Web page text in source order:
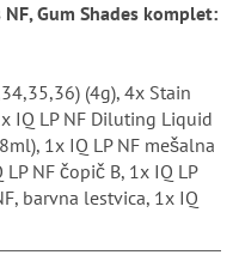
Gum Shades komplet:
(4g), 4x Stain
IQ LP NF Diluting Liquid
1x IQ LP NF mešalna
NF čopič B, 1x IQ LP
barvna lestvica, 1x IQ